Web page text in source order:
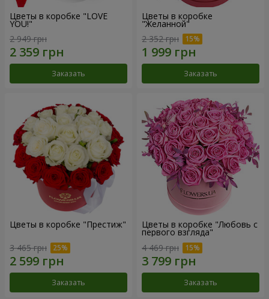
Цветы в коробке "LOVE
YOU!"
2 949 грн
Заказать
Цветы в коробке
"Желанной"
2 352 грн
Заказать
Цветы в коробке "Престиж"
3 465 грн
Заказать
Цветы в коробке "Любовь с
первого взгляда"
4 469 грн
Заказать